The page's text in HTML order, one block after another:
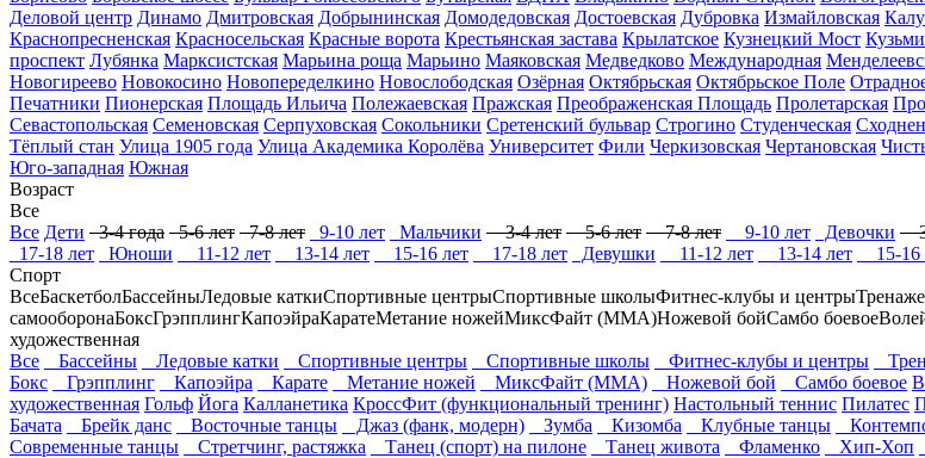
Деловой центр Динамо Дмитровская Добрынинская Домодедовская Достоевская Дубровка Измайловская
Краснопресненская Красносельская Красные ворота Крестьянская застава Крылатское Кузнецкий Мост
проспект Лубянка Марксистская Марьина роща Марьино Маяковская Медведково Международная
Новогиреево Новокосино Новопеределкино Новослободская Озёрная Октябрьская Октябрьское Поле
Печатники Пионерская Площадь Ильича Полежаевская Пражская Преображенская Площадь Пролетарская
Севастопольская Семеновская Серпуховская Сокольники Сретенский бульвар Строгино Студенческая
Тёплый стан Улица 1905 года Улица Академика Королёва Университет Фили Черкизовская Чертановская
Юго-западная Южная
Возраст
Все
Все Дети 3-4 года 5-6 лет 7-8 лет 9-10 лет Мальчики 3-4 лет 5-6 лет 7-8 лет 9-10 лет Девочки 3-
17-18 лет
Юноши 11-12 лет 13-14 лет 15-16 лет 17-18 лет Девушки 11-12 лет 13-14 лет 15-16
Спорт
ВсеБаскетболБассейныЛедовые каткиСпортивные центрыСпортивные школыФитнес-клубы и центры
самооборонаБоксГрэпплингКапоэйраКаратеМетание ножейМиксФайт (ММА)Ножевой бойСамбо боевое
художественная
Все
Бассейны Ледовые катки Спортивные центры Спортивные школы Фитнес-клубы и центры
Бокс
Грэпплинг Капоэйра Карате Метание ножей МиксФайт (ММА) Ножевой бой Самбо боевое
художественная Гольф Йога Калланетика КроссФит (функциональный тренинг) Настольный теннис Пилатес
Бачата
Брейк данс Восточные танцы Джаз (фанк, модерн) Зумба Кизомба Клубные танцы
Современные танцы
Стретчинг, растяжка Танец (спорт) на пилоне Танец живота Фламенко Хип-Хоп